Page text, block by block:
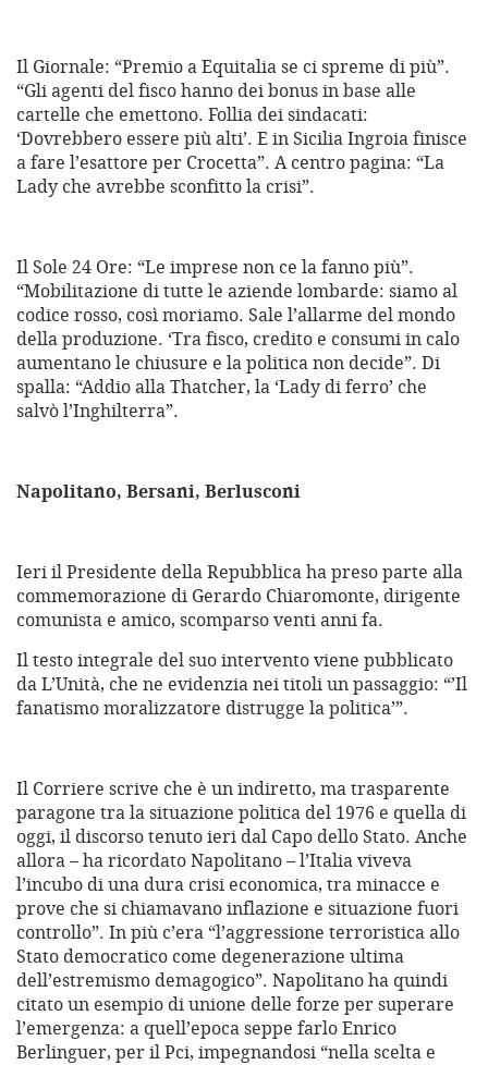
Il Giornale: “Premio a Equitalia se ci spreme di più”.
“Gli agenti del fisco hanno dei bonus in base alle
cartelle che emettono. Follia dei sindacati:
‘Dovrebbero essere più alti’. E in Sicilia Ingroia finisce
a fare l’esattore per Crocetta”. A centro pagina: “La
Lady che avrebbe sconfitto la crisi”.
Il Sole 24 Ore: “Le imprese non ce la fanno più”.
“Mobilitazione di tutte le aziende lombarde: siamo al
codice rosso, così moriamo. Sale l’allarme del mondo
della produzione. ‘Tra fisco, credito e consumi in calo
aumentano le chiusure e la politica non decide”. Di
spalla: “Addio alla Thatcher, la ‘Lady di ferro’ che
salvò l’Inghilterra”.
Napolitano, Bersani, Berlusconi
Ieri il Presidente della Repubblica ha preso parte alla
commemorazione di Gerardo Chiaromonte, dirigente
comunista e amico, scomparso venti anni fa.
Il testo integrale del suo intervento viene pubblicato
da L’Unità, che ne evidenzia nei titoli un passaggio: “’Il
fanatismo moralizzatore distrugge la politica’”.
Il Corriere scrive che è un indiretto, ma trasparente
paragone tra la situazione politica del 1976 e quella di
oggi, il discorso tenuto ieri dal Capo dello Stato. Anche
allora – ha ricordato Napolitano – l’Italia viveva
l’incubo di una dura crisi economica, tra minacce e
prove che si chiamavano inflazione e situazione fuori
controllo”. In più c’era “l’aggressione terroristica allo
Stato democratico come degenerazione ultima
dell’estremismo demagogico”. Napolitano ha quindi
citato un esempio di unione delle forze per superare
l’emergenza: a quell’epoca seppe farlo Enrico
Berlinguer, per il Pci, impegnandosi “nella scelta e